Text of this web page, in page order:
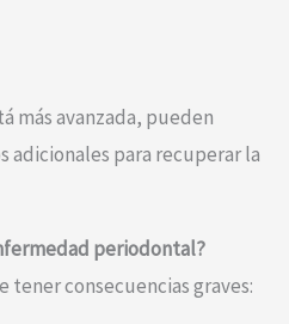
más avanzada, pueden
para recuperar la
periodontal?
consecuencias graves: